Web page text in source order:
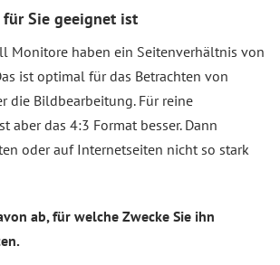
für Sie geeignet ist
Monitore haben ein Seitenverhältnis von
ist optimal für das Betrachten von
die Bildbearbeitung. Für reine
aber das 4:3 Format besser. Dann
oder auf Internetseiten nicht so stark
ab, für welche Zwecke Sie ihn